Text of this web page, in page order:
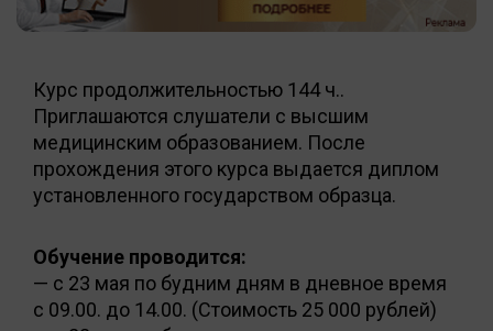
Курс продолжительностью 144 ч..
Приглашаются слушатели с высшим
медицинским образованием. После
прохождения этого курса выдается диплом
установленного государством образца.
Обучение проводится:
— с 23 мая по будним дням в дневное время
с 09.00. до 14.00. (Стоимость 25 000 рублей)